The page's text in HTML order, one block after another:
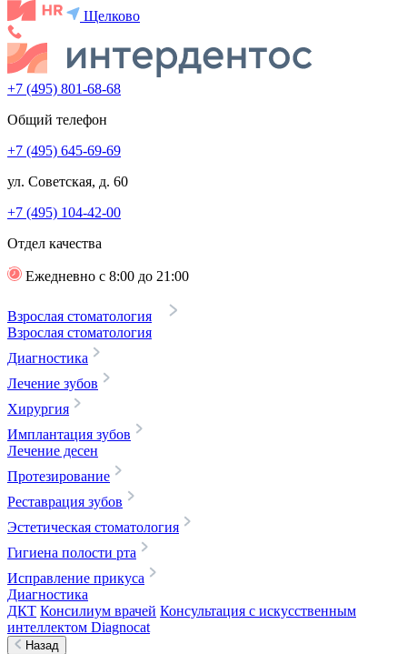
Щелково
+7 (495) 801-68-68
Общий телефон
+7 (495) 645-69-69
ул. Советская, д. 60
+7 (495) 104-42-00
Отдел качества
Ежедневно с 8:00 до 21:00
Взрослая стоматология
Взрослая стоматология
Диагностика
Лечение зубов
Хирургия
Имплантация зубов
Лечение десен
Протезирование
Реставрация зубов
Эстетическая стоматология
Гигиена полости рта
Исправление прикуса
Диагностика
ДКТ Консилиум врачей Консультация с искусственным
интеллектом Diagnocat
Назад